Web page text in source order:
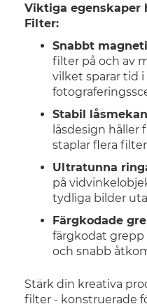
Viktiga egenskaper
Filter:
Snabbt
filter på och av
vilket sparar tid i
Stabil
låsdesign håller
staplar flera
Ultratunna
på
tydliga bilder
Färgkodade
färgkodat
och snabb
Stärk din kreativa
filter - konstruerade